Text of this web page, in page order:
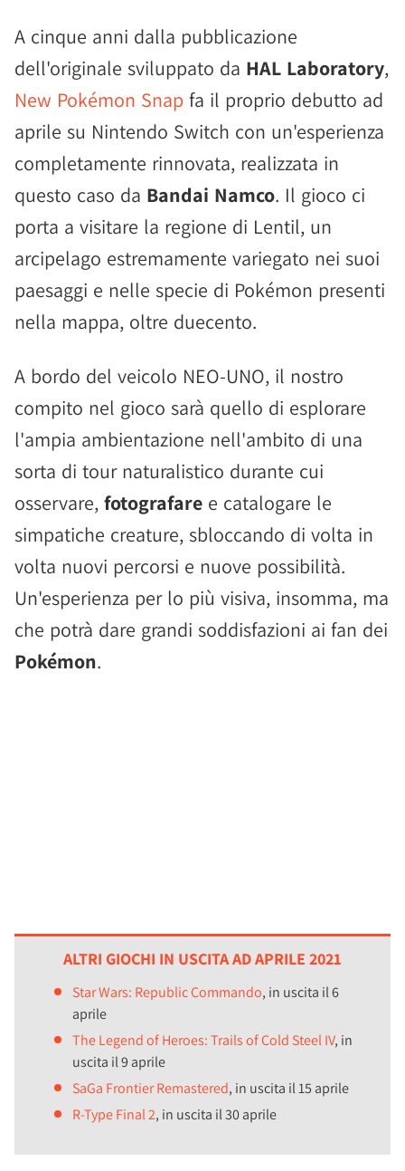
A cinque anni dalla pubblicazione
dell'originale sviluppato da HAL Laboratory,
New Pokémon Snap fa il proprio debutto ad
aprile su Nintendo Switch con un'esperienza
completamente rinnovata, realizzata in
questo caso da Bandai Namco. Il gioco ci
porta a visitare la regione di Lentil, un
arcipelago estremamente variegato nei suoi
paesaggi e nelle specie di Pokémon presenti
nella mappa, oltre duecento.
A bordo del veicolo NEO-UNO, il nostro
compito nel gioco sarà quello di esplorare
l'ampia ambientazione nell'ambito di una
sorta di tour naturalistico durante cui
osservare, fotografare e catalogare le
simpatiche creature, sbloccando di volta in
volta nuovi percorsi e nuove possibilità.
Un'esperienza per lo più visiva, insomma, ma
che potrà dare grandi soddisfazioni ai fan dei
Pokémon.
ALTRI GIOCHI IN USCITA AD APRILE 2021
Star Wars: Republic Commando, in uscita il 6
aprile
The Legend of Heroes: Trails of Cold Steel IV, in
uscita il 9 aprile
SaGa Frontier Remastered, in uscita il 15 aprile
R-Type Final 2, in uscita il 30 aprile